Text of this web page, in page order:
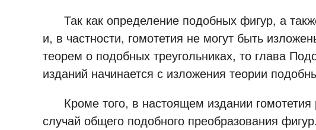
Так как определение подобных фигур, а
и, в частности, гомотетия не могут быть
теорем о подобных треугольниках, то глава
изданий начинается с изложения теории
Кроме того, в настоящем издании гомотетия
случай общего подобного преобразования фигур.